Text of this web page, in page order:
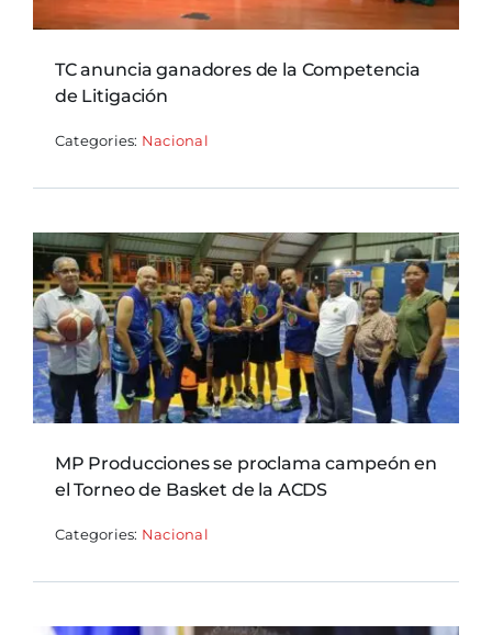
TC anuncia ganadores de la Competencia
de Litigación
Categories: Nacional
MP Producciones se proclama campeón en
el Torneo de Basket de la ACDS
Categories: Nacional